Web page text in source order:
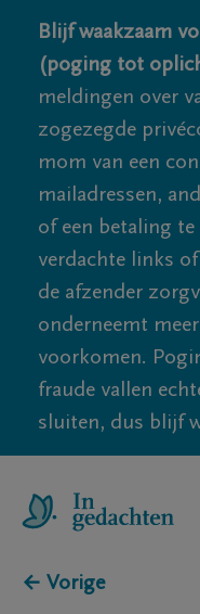
Blijf waakzaam
(poging tot
meldingen over
zogezegde
mom van een
mailadressen,
of een betaling
verdachte links
de afzender
onderneemt
voorkomen.
fraude vallen
sluiten, dus blijf
← Vorige